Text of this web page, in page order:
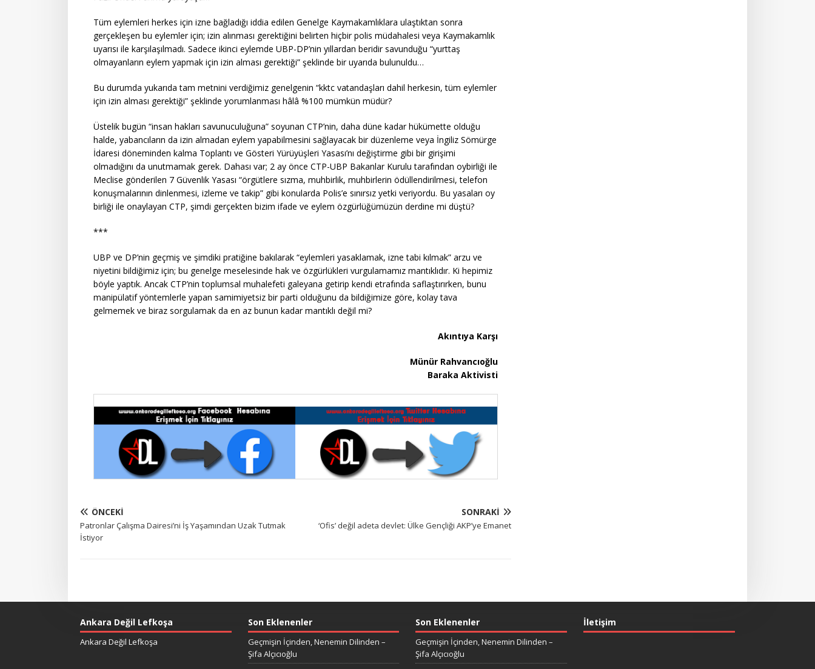
Tüm eylemleri herkes için izne bağladığı iddia edilen Genelge Kaymakamlıklara ulaştıktan sonra
gerçekleşen bu eylemler için; izin alınması gerektiğini belirten hiçbir polis müdahalesi veya Kaymakamlık
uyarısı ile karşılaşılmadı. Sadece ikinci eylemde UBP-DP’nin yıllardan beridir savunduğu “yurttaş
olmayanların eylem yapmak için izin alması gerektiği” şeklinde bir uyarıda bulunuldu…
Bu durumda yukarıda tam metnini verdiğimiz genelgenin “kktc vatandaşları dahil herkesin, tüm eylemler
için izin alması gerektiği” şeklinde yorumlanması hâlâ %100 mümkün müdür?
Üstelik bugün “insan hakları savunuculuğuna” soyunan CTP’nin, daha düne kadar hükümette olduğu
halde, yabancıların da izin almadan eylem yapabilmesini sağlayacak bir düzenleme veya İngiliz Sömürge
İdaresi döneminden kalma Toplantı ve Gösteri Yürüyüşleri Yasası’nı değiştirme gibi bir girişimi
olmadığını da unutmamak gerek. Dahası var; 2 ay önce CTP-UBP Bakanlar Kurulu tarafından oybirliği ile
Meclise gönderilen 7 Güvenlik Yasası “örgütlere sızma, muhbirlik, muhbirlerin ödüllendirilmesi, telefon
konuşmalarının dinlenmesi, izleme ve takip” gibi konularda Polis’e sınırsız yetki veriyordu. Bu yasaları oy
birliği ile onaylayan CTP, şimdi gerçekten bizim ifade ve eylem özgürlüğümüzün derdine mi düştü?
***
UBP ve DP’nin geçmiş ve şimdiki pratiğine bakılarak “eylemleri yasaklamak, izne tabi kılmak” arzu ve
niyetini bildiğimiz için; bu genelge meselesinde hak ve özgürlükleri vurgulamamız mantıklıdır. Ki hepimiz
böyle yaptık. Ancak CTP’nin toplumsal muhalefeti galeyana getirip kendi etrafında saflaştırırken, bunu
manipülatif yöntemlerle yapan samimiyetsiz bir parti olduğunu da bildiğimize göre, kolay tava
gelmemek ve biraz sorgulamak da en az bunun kadar mantıklı değil mi?
Akıntıya Karşı
Münür Rahvancıoğlu
Baraka Aktivisti
ÖNCEKI
Patronlar Çalışma Dairesi’ni İş Yaşamından Uzak Tutmak
İstiyor
SONRAKI
‘Ofis’ değil adeta devlet: Ülke Gençliği AKP’ye Emanet
Ankara Değil Lefkoşa
Ankara Değil Lefkoşa
Son Eklenenler
Geçmişin İçinden, Nenemin Dilinden –
Şifa Alçıcıoğlu
Son Eklenenler
Geçmişin İçinden, Nenemin Dilinden –
Şifa Alçıcıoğlu
İletişim